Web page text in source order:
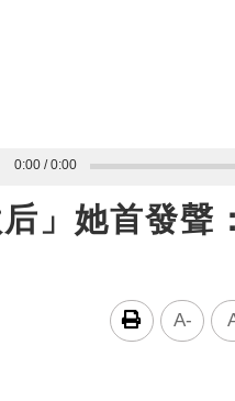
0:00 0:00
」她首發聲
A-